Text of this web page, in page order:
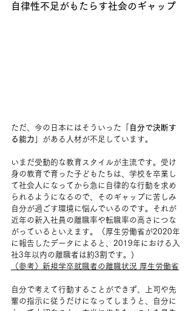
自律性不足がもたらす社会のギャップ
ただ、今の日本にはそういった「
自分で決断す
る能力 」がある人材が不足しています。
いまだ受動的な教育スタイルが主流です。受け
身の教育で育った子どもたちは、学校を卒業し
て社会人になってから急に自律的な行動を求め
られるようになるので、そのギャップに苦しみ
自分が過ごす環境に悩んでいるのです。それが
近年の新入社員の離職率や転職率の高さにつな
がっているといえます。（厚生労働省が2020年
に報告したデータによると、2019年における入
社3年以内の離職者は約3割です。)
（参考）新規学卒就職者の離職状況 厚生労働省
自分で考えて行動することができず、上司や先
輩の指示に従うだけになってしまうと、自分に